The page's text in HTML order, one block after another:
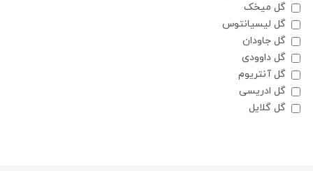
گل میخک
گل لیسیانتوس
گل جاودان
گل داوودی
گل آنتریوم
گل ادریسی
گل گلایل